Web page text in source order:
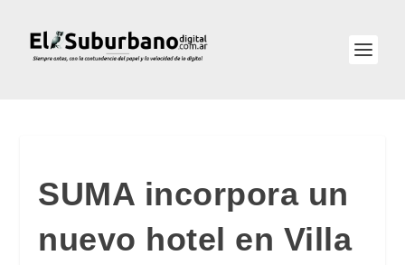
SUMA incorpora un
nuevo hotel en Villa